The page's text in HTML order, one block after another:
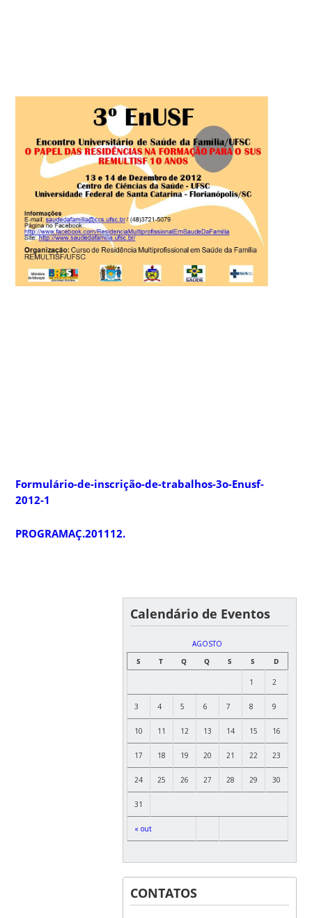
Formulário-de-inscrição-de-trabalhos-3o-Enusf-
2012-1
PROGRAMAÇ.201112.
Calendário de Eventos
AGOSTO
S
T Q Q S S D
« out
1 2
3 4 5 6 7 8 9
10 11 12 13 14 15 16
17 18 19 20 21 22 23
24 25 26 27 28 29 30
31
CONTATOS